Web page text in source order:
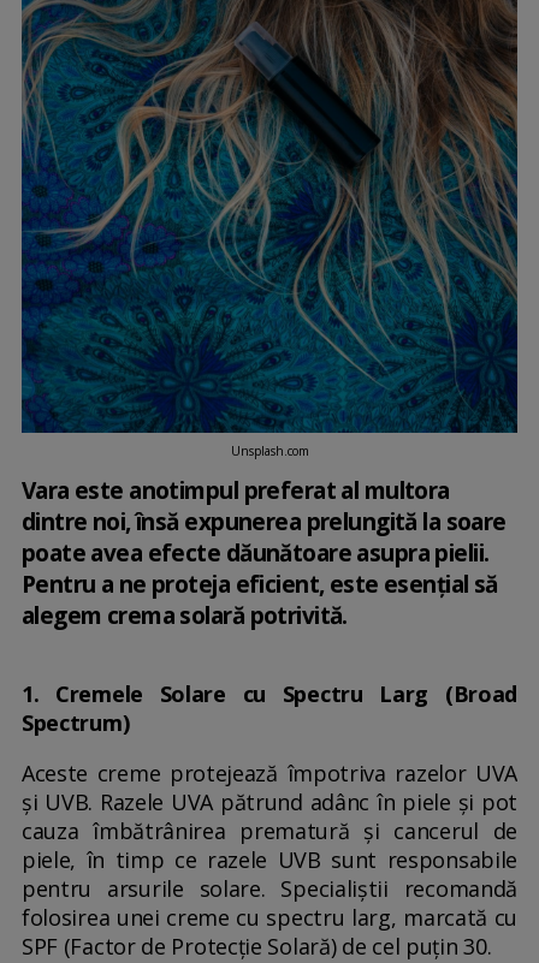
Unsplash.com
Vara este anotimpul preferat al multora
dintre noi, însă expunerea prelungită la soare
poate avea efecte dăunătoare asupra pielii.
Pentru a ne proteja eficient, este esențial să
alegem crema solară potrivită.
1. Cremele Solare cu Spectru Larg (Broad
Spectrum)
Aceste creme protejează împotriva razelor UVA
și UVB. Razele UVA pătrund adânc în piele și pot
cauza îmbătrânirea prematură și cancerul de
piele, în timp ce razele UVB sunt responsabile
pentru arsurile solare. Specialiștii recomandă
folosirea unei creme cu spectru larg, marcată cu
SPF (Factor de Protecție Solară) de cel puțin 30.